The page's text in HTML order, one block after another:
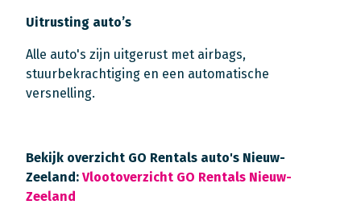
Uitrusting auto’s
Alle auto's zijn uitgerust met airbags,
stuurbekrachtiging en een automatische
versnelling.
Bekijk overzicht GO Rentals auto's Nieuw-
Zeeland: Vlootoverzicht GO Rentals Nieuw-
Zeeland